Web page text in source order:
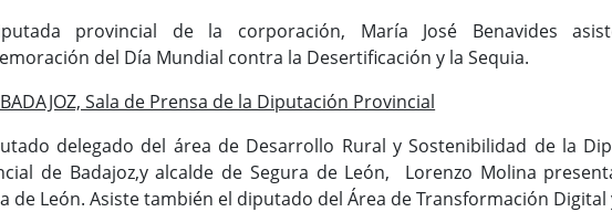
provincial de la corporación, María José Benavides
del Día Mundial contra la Desertificación y la Sequia.
Sala de Prensa de la Diputación Provincial
delegado del área de Desarrollo Rural y Sostenibilidad de la
de Badajoz,y alcalde de Segura de León, Lorenzo Molina
de León. Asiste también el diputado del Área de Transformación Digital